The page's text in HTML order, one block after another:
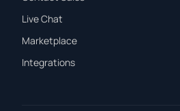
Live Chat
Marketplace
Integrations